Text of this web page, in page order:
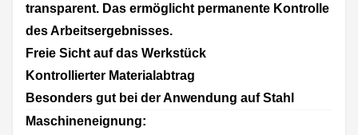
transparent. Das ermöglicht permanente Kontrolle
des Arbeitsergebnisses.
Freie Sicht auf das Werkstück
Kontrollierter Materialabtrag
Besonders gut bei der Anwendung auf Stahl
Maschineneignung: